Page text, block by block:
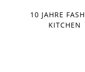
10 JAHRE
KITCHEN